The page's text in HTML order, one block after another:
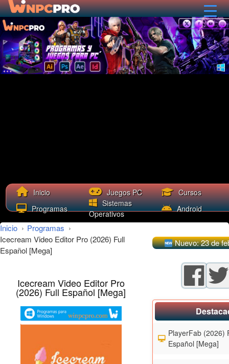
Inicio Juegos PC
Cursos
Programas
Sistemas
Operativos
Android
Inicio › Programas ›
Icecream Video Editor Pro (2026) Full
Español [Mega]
Icecream Video Editor Pro
(2026) Full Español [Mega]
Nuevo: 23 de
PlayerFab (2026)
Español [Mega]